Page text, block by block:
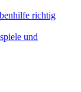
richtig
und